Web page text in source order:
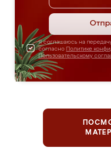
Я соглашаюсь на
согласно Политике
Пользовательскому